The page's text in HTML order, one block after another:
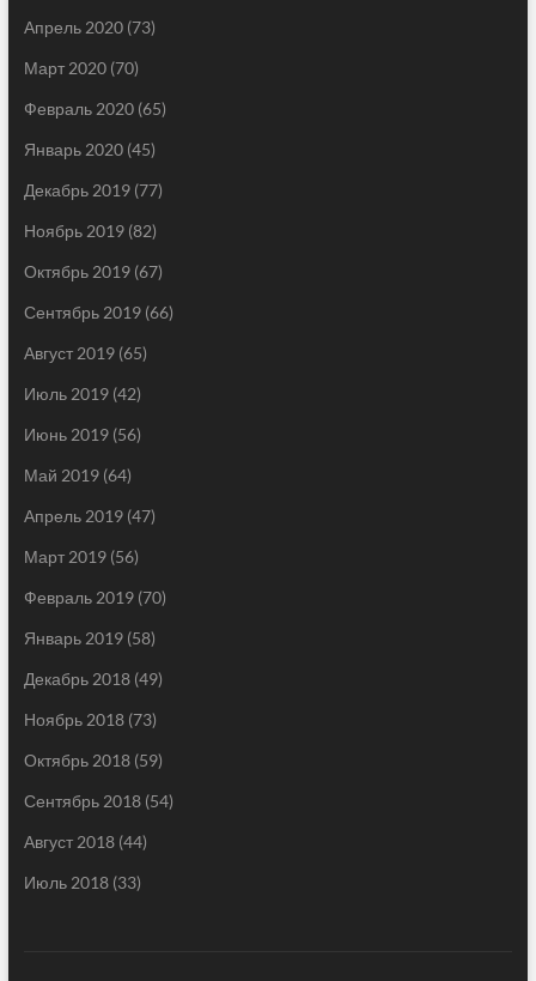
Апрель 2020(73)
Март 2020(70)
Февраль 2020(65)
Январь 2020(45)
Декабрь 2019(77)
Ноябрь 2019(82)
Октябрь 2019(67)
Сентябрь 2019(66)
Август 2019(65)
Июль 2019(42)
Июнь 2019(56)
Май 2019(64)
Апрель 2019(47)
Март 2019(56)
Февраль 2019(70)
Январь 2019(58)
Декабрь 2018(49)
Ноябрь 2018(73)
Октябрь 2018(59)
Сентябрь 2018(54)
Август 2018(44)
Июль 2018(33)